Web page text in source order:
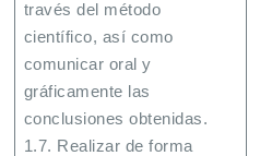
través del método
científico, así como
comunicar oral y
gráficamente las
conclusiones obtenidas.
1.7. Realizar de forma